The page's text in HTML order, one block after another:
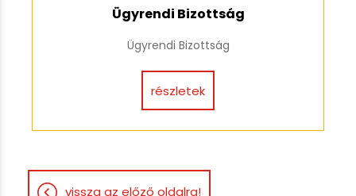
Ügyrendi Bizottság
Ügyrendi Bizottság
részletek
vissza az előző oldalra!